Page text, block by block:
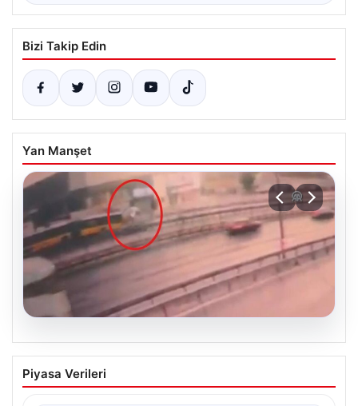
Bizi Takip Edin
Yan Manşet
05.08.2026
Küçükçekmece’de 3 kişinin öldüğü
kazanın görüntüleri ortaya çıktı
Piyasa Verileri